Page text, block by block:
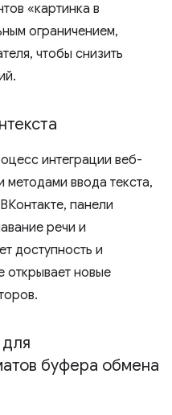
«картинка в
ограничением,
чтобы снизить
интеграции веб-
ввода текста,
панели
речи и
доступность и
открывает новые
буфера обмена